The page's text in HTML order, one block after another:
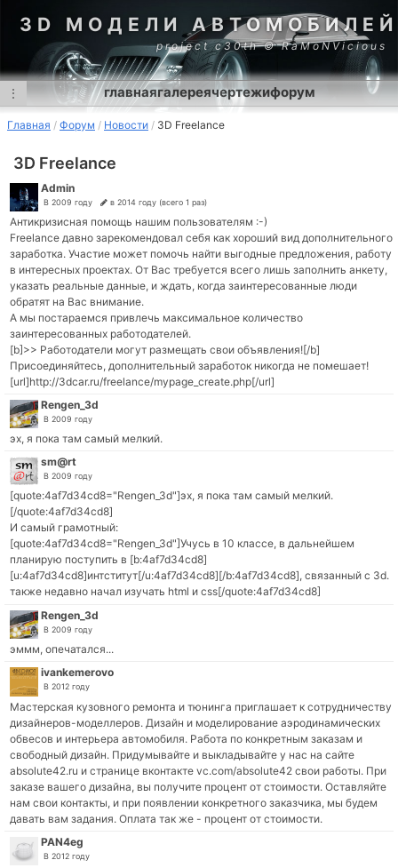
3D МОДЕЛИ АВТОМОБИЛЕЙ
project c30th © RaMoNVicious
⋮ главнаягалереячертежифорум
Главная Форум Новости 3D Freelance
3D Freelance
Admin
В 2009 году в 2014 году (всего 1 раз)
Антикризисная помощь нашим пользователям :-)
Freelance давно зарекомендовал себя как хороший вид дополнительного
заработка. Участие может помочь найти выгодные предложения, работу
в интересных проектах. От Вас требуется всего лишь заполнить анкету,
указать реальные данные, и ждать, когда заинтересованные люди
обратят на Вас внимание.
А мы постараемся привлечь максимальное количество
заинтересованных работодателей.
[b]>> Работодатели могут размещать свои объявления![/b]
Присоединяйтесь, дополнительный заработок никогда не помешает!
[url]http://3dcar.ru/freelance/mypage_create.php[/url]
Rengen_3d
В 2009 году
эх, я пока там самый мелкий.
sm@rt
В 2009 году
[quote:4af7d34cd8="Rengen_3d"]эх, я пока там самый мелкий.
[/quote:4af7d34cd8]
И самый грамотный:
[quote:4af7d34cd8="Rengen_3d"]Учусь в 10 классе, в дальнейшем
планирую поступить в [b:4af7d34cd8]
[u:4af7d34cd8]интститут[/u:4af7d34cd8][/b:4af7d34cd8], связанный с 3d.
также недавно начал изучать html и css[/quote:4af7d34cd8]
Rengen_3d
В 2009 году
эммм, опечатался...
ivankemerovo
В 2012 году
Мастерская кузовного ремонта и тюнинга приглашает к сотрудничеству
дизайнеров-моделлеров. Дизайн и моделирование аэродинамических
обвесов и интерьера автомобиля. Работа по конкретным заказам и
свободный дизайн. Придумывайте и выкладывайте у нас на сайте
absolute42.ru и странице вконтакте vc.com/absolute42 свои работы. При
заказе вашего дизайна, вы получите процент от стоимости. Оставляйте
нам свои контакты, и при появлении конкретного заказчика, мы будем
давать вам задания. Оплата так же - процент от стоимости.
PAN4eg
В 2012 году